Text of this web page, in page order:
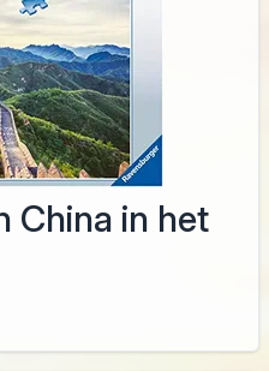
China in het